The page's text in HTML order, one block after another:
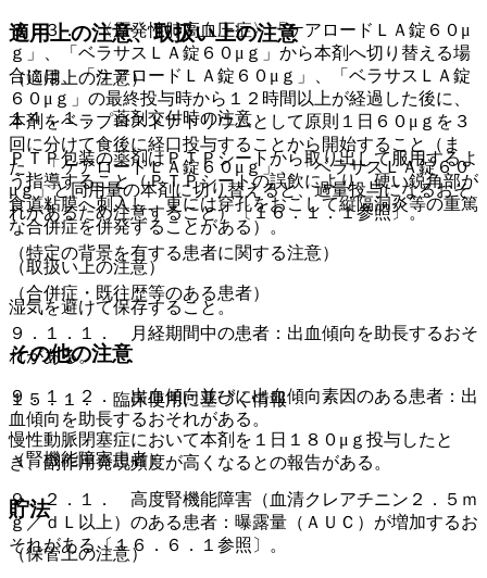
適用上の注意、取扱い上の注意
（適用上の注意）
１４．１． 薬剤交付時の注意
ＰＴＰ包装の薬剤はＰＴＰシートから取り出して服用するよ
う指導すること（ＰＴＰシートの誤飲により、硬い鋭角部が
食道粘膜へ刺入し、更には穿孔をおこして縦隔洞炎等の重篤
な合併症を併発することがある）。
（取扱い上の注意）
湿気を避けて保存すること。
その他の注意
１５．１． 臨床使用に基づく情報
慢性動脈閉塞症において本剤を１日１８０μｇ投与したと
き、副作用発現頻度が高くなるとの報告がある。
貯法
（保管上の注意）
８．３． 〈原発性肺高血圧症〉「ケアロードＬＡ錠６０μ
ｇ」、「ベラサスＬＡ錠６０μｇ」から本剤へ切り替える場
合には、「ケアロードＬＡ錠６０μｇ」、「ベラサスＬＡ錠
６０μｇ」の最終投与時から１２時間以上が経過した後に、
本剤をベラプロストナトリウムとして原則１日６０μｇを３
回に分けて食後に経口投与することから開始すること（ま
た、「ケアロードＬＡ錠６０μｇ」、「ベラサスＬＡ錠６０
μｇ」と同用量の本剤に切り替えると、過量投与になるおそ
れがあるため注意すること）〔１６．１．１参照〕。
（特定の背景を有する患者に関する注意）
（合併症・既往歴等のある患者）
９．１．１． 月経期間中の患者：出血傾向を助長するおそ
れがある。
９．１．２． 出血傾向並びに出血傾向素因のある患者：出
血傾向を助長するおそれがある。
（腎機能障害患者）
９．２．１． 高度腎機能障害（血清クレアチニン２．５ｍ
ｇ／ｄＬ以上）のある患者：曝露量（ＡＵＣ）が増加するお
それがある〔１６．６．１参照〕。